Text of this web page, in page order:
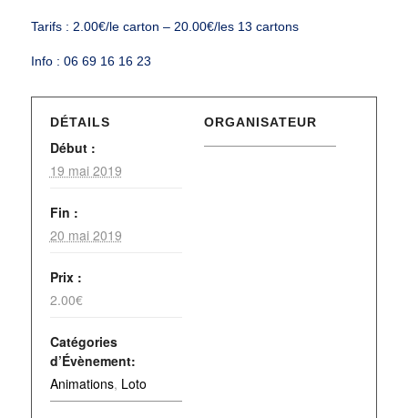
Tarifs : 2.00€/le carton – 20.00€/les 13 cartons
Info : 06 69 16 16 23
DÉTAILS
Début :
19 mai 2019
Fin :
20 mai 2019
Prix :
2.00€
Catégories
d’Évènement:
Animations, Loto
ORGANISATEUR